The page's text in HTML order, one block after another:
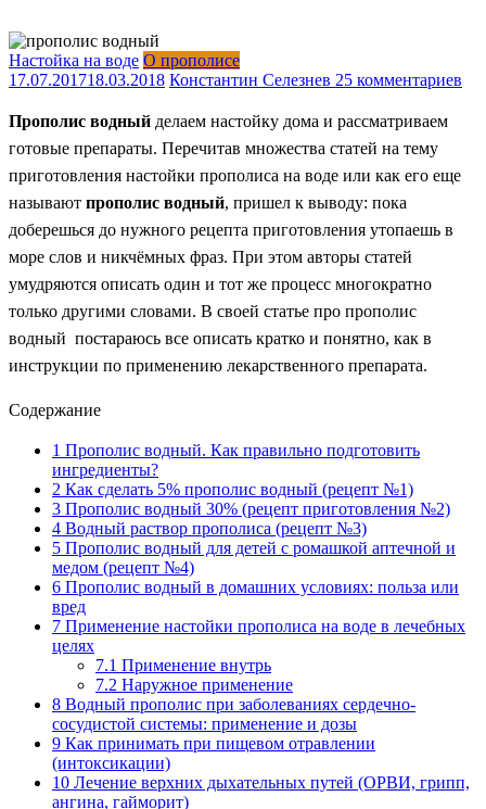
Настойка на воде О прополисе
17.07.201718.03.2018 Константин Селезнев 25 комментариев
Прополис водный делаем настойку дома и рассматриваем
готовые препараты. Перечитав множества статей на тему
приготовления настойки прополиса на воде или как его еще
называют прополис водный, пришел к выводу: пока
доберешься до нужного рецепта приготовления утопаешь в
море слов и никчёмных фраз. При этом авторы статей
умудряются описать один и тот же процесс многократно
только другими словами. В своей статье про прополис
водный постараюсь все описать кратко и понятно, как в
инструкции по применению лекарственного препарата.
Содержание
1 Прополис водный. Как правильно подготовить
ингредиенты?
2 Как сделать 5% прополис водный (рецепт №1)
3 Прополис водный 30% (рецепт приготовления №2)
4 Водный раствор прополиса (рецепт №3)
5 Прополис водный для детей с ромашкой аптечной и
медом (рецепт №4)
6 Прополис водный в домашних условиях: польза или
вред
7 Применение настойки прополиса на воде в лечебных
целях
7.1 Применение внутрь
7.2 Наружное применение
8 Водный прополис при заболеваниях сердечно-
сосудистой системы: применение и дозы
9 Как принимать при пищевом отравлении
(интоксикации)
10 Лечение верхних дыхательных путей (ОРВИ, грипп,
ангина, гайморит)